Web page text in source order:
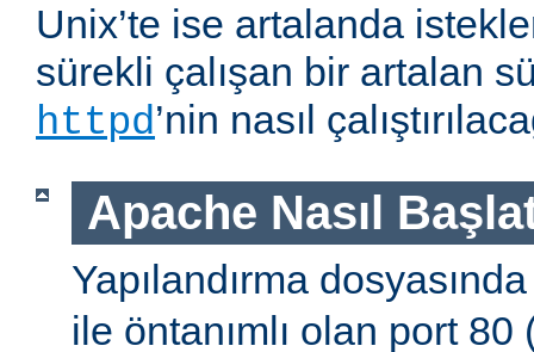
Unix’te ise artalanda
sürekli çalışan bir artalan
httpd’nin nasıl
Apache Nasıl
Yapılandırma
ile öntanımlı olan port 80